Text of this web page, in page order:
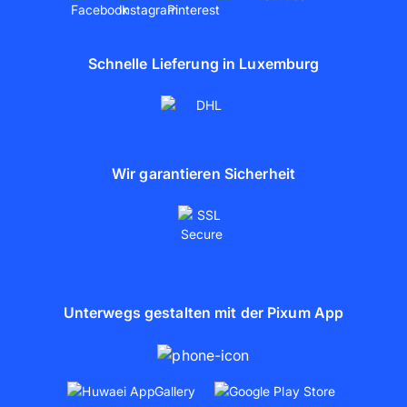
Schnelle Lieferung in Luxemburg
Wir garantieren Sicherheit
Unterwegs gestalten mit der Pixum App